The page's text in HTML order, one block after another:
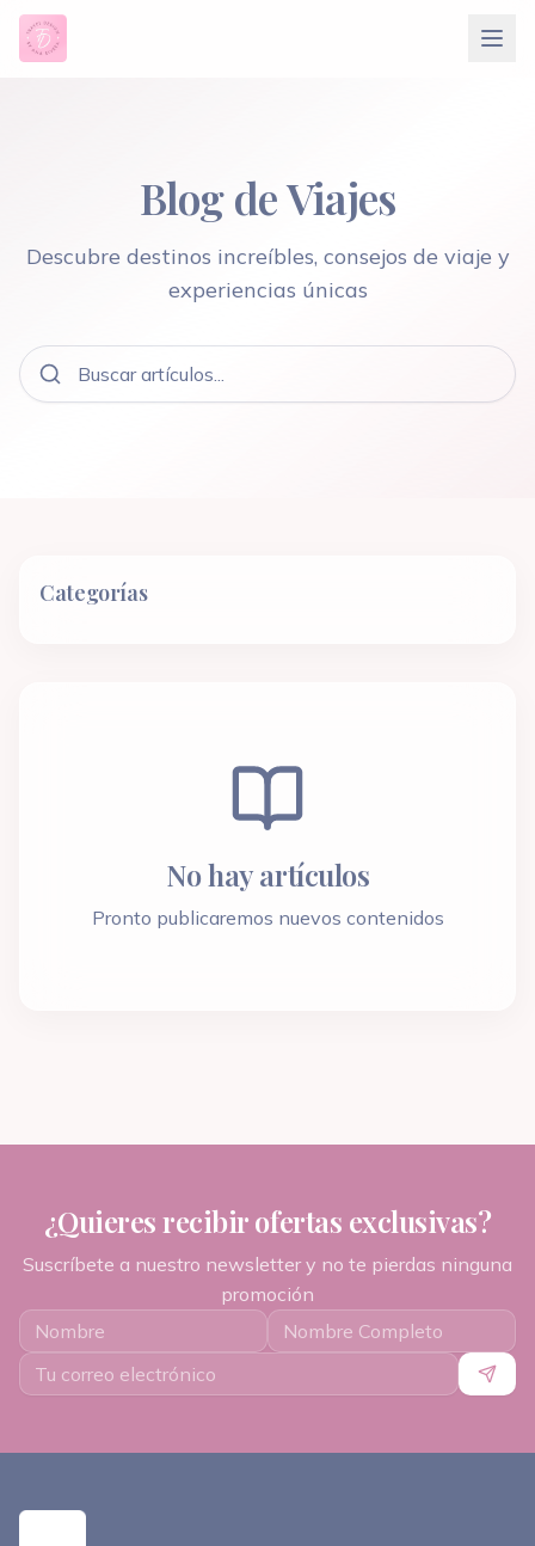
Blog de Viajes
Descubre destinos increíbles, consejos de viaje y
experiencias únicas
Categorías
No hay artículos
Pronto publicaremos nuevos contenidos
¿Quieres recibir ofertas exclusivas?
Suscríbete a nuestro newsletter y no te pierdas ninguna
promoción